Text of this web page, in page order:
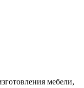
мебели,